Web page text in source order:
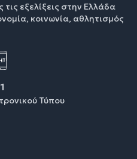
εξελίξεις στην Ελλάδα
κοινωνία, αθλητισμός
Τύπου